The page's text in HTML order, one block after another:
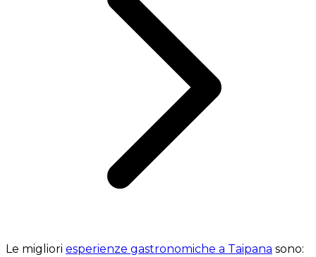
Le migliori esperienze gastronomiche a Taipana sono: